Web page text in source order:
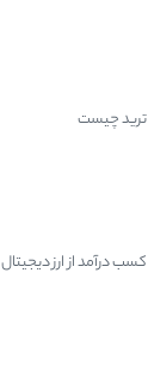
ترید چیست
کسب درآمد از ارز دیجیتال